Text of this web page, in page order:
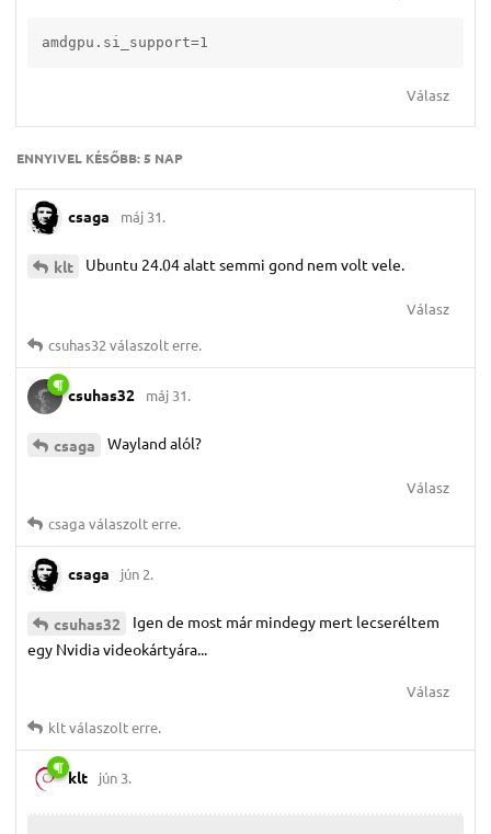
amdgpu.si_support=1
Válasz
ENNYIVEL KÉSŐBB:5 NAP
csaga máj 31.
klt Ubuntu 24.04 alatt semmi gond nem volt vele.
Válasz
csuhas32 válaszolt erre.
csuhas32 máj 31.
csaga Wayland alól?
Válasz
csaga válaszolt erre.
csaga jún 2.
csuhas32
Igen de most már mindegy mert lecseréltem
egy Nvidia videokártyára...
Válasz
kltválaszolt erre.
klt jún 3.